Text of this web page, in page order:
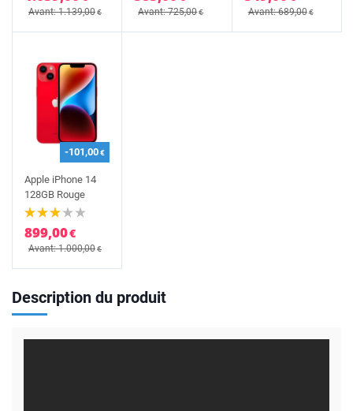
Avant: 1.139,00€ Avant: 725,00€ Avant: 689,00€
-101,00€
Apple iPhone 14
128GB Rouge
899,00€
Avant: 1.000,00€
Description du produit